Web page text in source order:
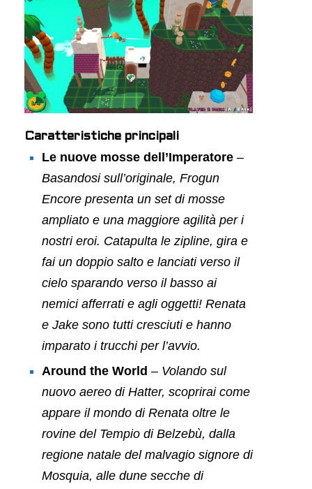
Caratteristiche principali
Le nuove mosse dell’Imperatore –
Basandosi sull’originale, Frogun
Encore presenta un set di mosse
ampliato e una maggiore agilità per i
nostri eroi. Catapulta le zipline, gira e
fai un doppio salto e lanciati verso il
cielo sparando verso il basso ai
nemici afferrati e agli oggetti! Renata
e Jake sono tutti cresciuti e hanno
imparato i trucchi per l’avvio.
Around the World – Volando sul
nuovo aereo di Hatter, scoprirai come
appare il mondo di Renata oltre le
rovine del Tempio di Belzebù, dalla
regione natale del malvagio signore di
Mosquia, alle dune secche di